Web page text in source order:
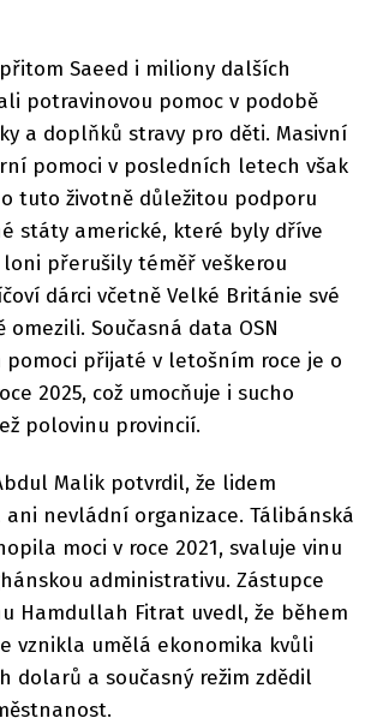
Saeed i miliony dalších
potravinovou pomoc v podobě
a doplňků stravy pro děti. Masivní
pomoci v posledních letech však
tuto životně důležitou podporu
státy americké, které byly dříve
přerušily téměř veškerou
dárci včetně Velké Británie své
omezili. Současná data OSN
pomoci přijaté v letošním roce je o
2025, což umocňuje i sucho
polovinu provincií.
Malik potvrdil, že lidem
nevládní organizace. Tálibánská
moci v roce 2021, svaluje vinu
administrativu. Zástupce
Hamdullah Fitrat uvedl, že během
vznikla umělá ekonomika kvůli
dolarů a současný režim zdědil